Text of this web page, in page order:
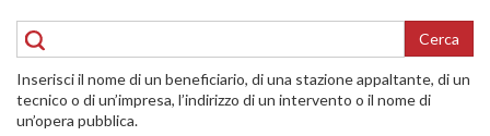
DELLE
ABITAZIONI
RICOSTRUZIONE
ATTIVITÀ
Cerca
Inserisci il nome di un beneficiario, di una stazione appaltante, di un
tecnico o di un’impresa, l’indirizzo di un intervento o il nome di
un’opera pubblica.